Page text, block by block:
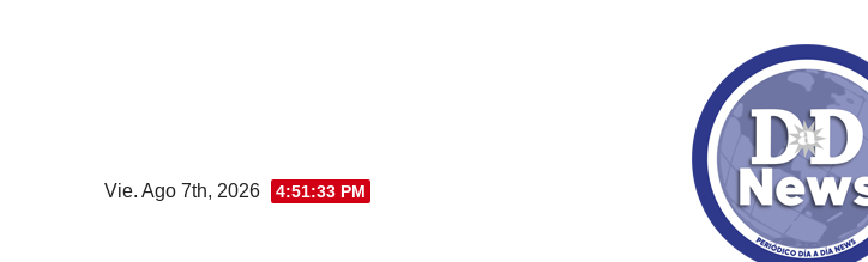
Vie. Ago 7th, 2026 4:51:33 PM